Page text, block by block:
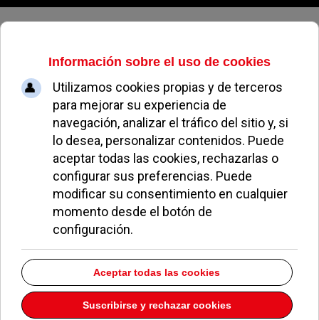
Sábado, 08 de agosto de 2026
¿Cree que la querella de África
Sánchez contra Diario de Pozuelo
ha sido temeraria?
REDACCIÓN NOTICIAS DE POZUELO 25 MAYO 2012
El 29 de junio de 2010 la entonces concejal de
Cultura,África Sánchez, interpuso una querella por
injurias, calumnias y vejaciones contra Anacleto
Rodríguez, colaborador deDiario de Pozuelo. El
pasado 19 de abril,África perdió el juicio de